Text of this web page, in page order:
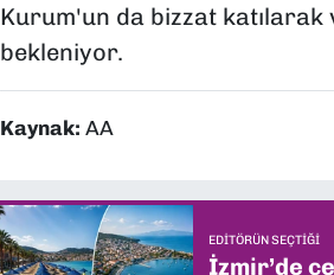
Kurum'un da bizzat katılarak
bekleniyor.
Kaynak: AA
EDITÖRÜN SEÇTIĞI
İzmir’de